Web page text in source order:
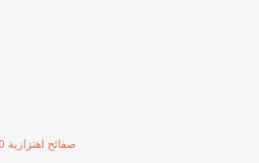
صفائح اهتزازية Daewoo DATM80